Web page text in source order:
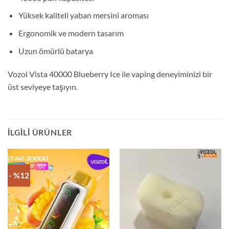
Yüksek kaliteli yaban mersini aroması
Ergonomik ve modern tasarım
Uzun ömürlü batarya
Vozol Vista 40000 Blueberry Ice ile vaping deneyiminizi bir
üst seviyeye taşıyın.
İLGILI ÜRÜNLER
- %12